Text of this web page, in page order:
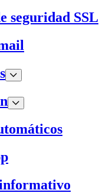
seguridad SSL